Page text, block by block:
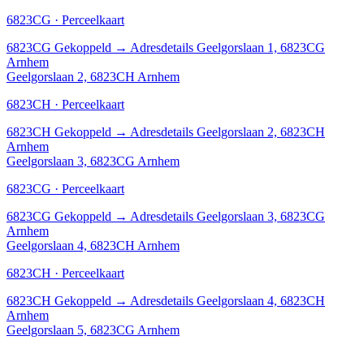
6823CG · Perceelkaart
6823CG Gekoppeld → Adresdetails Geelgorslaan 1, 6823CG
Arnhem
Geelgorslaan 2, 6823CH Arnhem
6823CH · Perceelkaart
6823CH Gekoppeld → Adresdetails Geelgorslaan 2, 6823CH
Arnhem
Geelgorslaan 3, 6823CG Arnhem
6823CG · Perceelkaart
6823CG Gekoppeld → Adresdetails Geelgorslaan 3, 6823CG
Arnhem
Geelgorslaan 4, 6823CH Arnhem
6823CH · Perceelkaart
6823CH Gekoppeld → Adresdetails Geelgorslaan 4, 6823CH
Arnhem
Geelgorslaan 5, 6823CG Arnhem